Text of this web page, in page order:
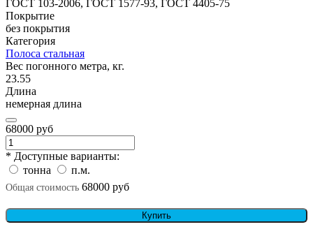
ГОСТ 103-2006, ГОСТ 1577-93, ГОСТ 4405-75
Покрытие
без покрытия
Категория
Полоса стальная
Вес погонного метра, кг.
23.55
Длина
немерная длина
68000 руб
* Доступные варианты:
тонна
п.м.
Общая стоимость 68000 руб
Купить